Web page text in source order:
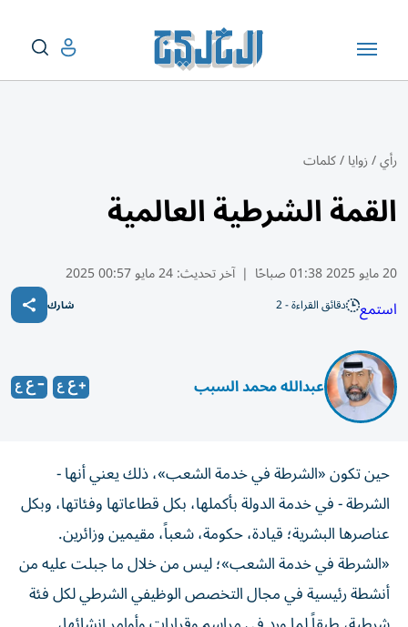
رأي/زوايا/كلمات
القمة الشرطية العالمية
20 مايو 2025 01:38 صباحًا | آخر تحديث:24 مايو 00:57 2025
استمع دقائق القراءة - 2 شارك
عبدالله محمد السبب
حين تكون «الشرطة في خدمة الشعب»، ذلك يعني أنها -
الشرطة - في خدمة الدولة بأكملها، بكل قطاعاتها وفئاتها، وبكل
عناصرها البشرية؛ قيادة، حكومة، شعباً، مقيمين وزائرين.
«الشرطة في خدمة الشعب»؛ ليس من خلال ما جبلت عليه من
أنشطة رئيسية في مجال التخصص الوظيفي الشرطي لكل فئة